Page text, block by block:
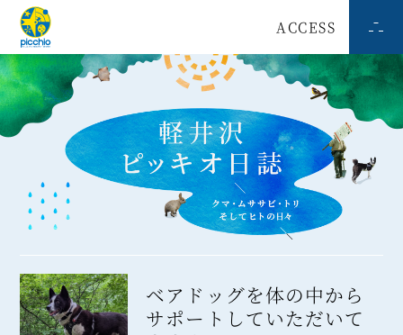
ACCESS
ベアドッグを体の中から
サポートしていただいて